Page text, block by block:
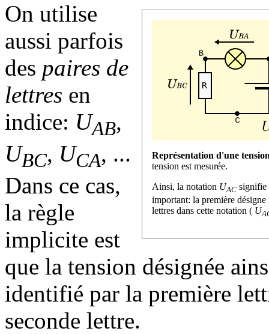
Représentation d'une
tension est mesurée.
Ainsi, la notation UAC signifie
important: la première
lettres dans cette notation ( U
On utilise
aussi parfois
des paires de
lettres en
indice: UAB,
UBC, UCA, ...
Dans ce cas,
la règle
implicite est
que la tension désignée
identifié par la première
seconde lettre.